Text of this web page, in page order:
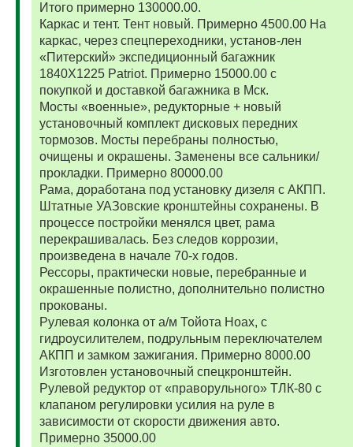
Итого примерно 130000.00.
Каркас и тент. Тент новый. Примерно 4500.00 На
каркас, через спецпереходники, установ-лен
«Питерский» экспедиционный багажник
1840Х1225 Patriot. Примерно 15000.00 с
покупкой и доставкой багажника в Мск.
Мосты «военные», редукторные + новый
установочный комплект дисковых передних
тормозов. Мосты перебраны полностью,
очищены и окрашены. Заменены все сальники/
прокладки. Примерно 80000.00
Рама, доработана под установку дизеля с АКПП.
Штатные УАЗовские кронштейны сохранены. В
процессе постройки менялся цвет, рама
перекрашивалась. Без следов коррозии,
произведена в начале 70-х годов.
Рессоры, практически новые, перебранные и
окрашенные полистно, дополнительно полистно
прокованы.
Рулевая колонка от а/м Тойота Ноах, с
гидроусилителем, подрульным переключателем
АКПП и замком зажигания. Примерно 8000.00
Изготовлен установочный спецкронштейн.
Рулевой редуктор от «праворульного» ТЛК-80 с
клапаном регулировки усилия на руле в
зависимости от скорости движения авто.
Примерно 35000.00